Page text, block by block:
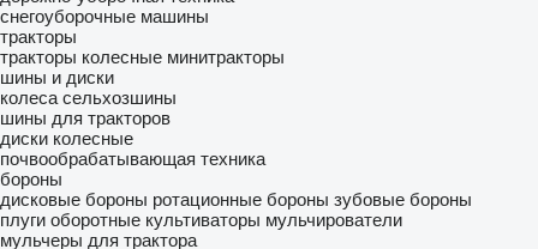
снегоуборочные машины
тракторы
тракторы колесные минитракторы
шины и диски
колеса сельхозшины
шины для тракторов
диски колесные
почвообрабатывающая техника
бороны
дисковые бороны ротационные бороны зубовые бороны
плуги оборотные культиваторы мульчирователи
мульчеры для трактора